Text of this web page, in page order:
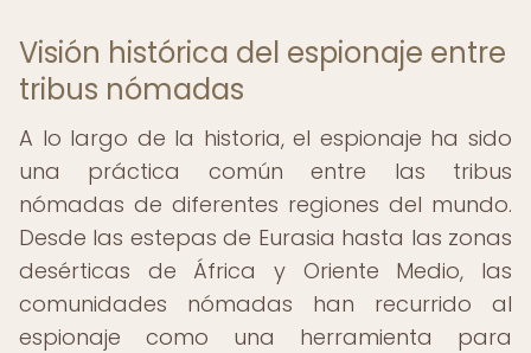
Visión histórica del espionaje entre
tribus nómadas
A lo largo de la historia, el espionaje ha sido
una práctica común entre las tribus
nómadas de diferentes regiones del mundo.
Desde las estepas de Eurasia hasta las zonas
desérticas de África y Oriente Medio, las
comunidades nómadas han recurrido al
espionaje como una herramienta para